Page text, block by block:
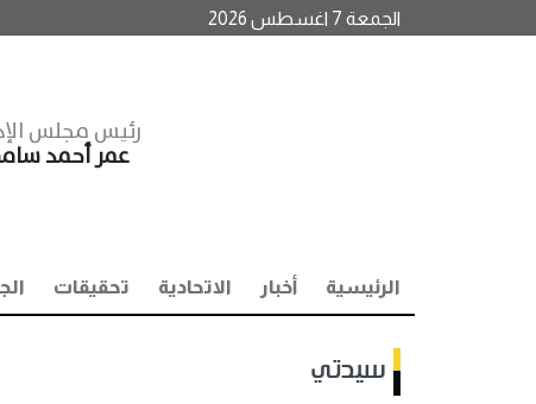
الجمعة 7 اغسطس 2026
رئيس مجلس
عمر أحمد
الرئيسية أخبار الاتحادية تحقيقات
سيدتي